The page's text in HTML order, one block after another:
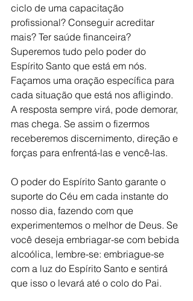
ciclo de uma capacitação
profissional? Conseguir acreditar
mais? Ter saúde financeira?
Superemos tudo pelo poder do
Espírito Santo que está em nós.
Façamos uma oração específica para
cada situação que está nos afligindo.
A resposta sempre virá, pode demorar,
mas chega. Se assim o fizermos
receberemos discernimento, direção e
forças para enfrentá-las e vencê-las.
O poder do Espírito Santo garante o
suporte do Céu em cada instante do
nosso dia, fazendo com que
experimentemos o melhor de Deus. Se
você deseja embriagar-se com bebida
alcoólica, lembre-se: embriague-se
com a luz do Espírito Santo e sentirá
que isso o levará até o colo do Pai.